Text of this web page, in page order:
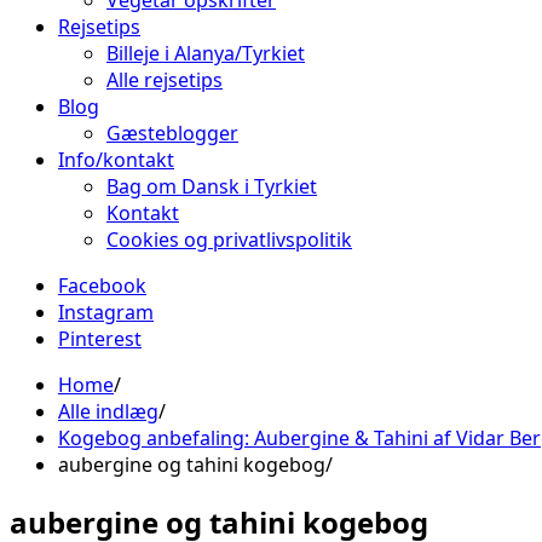
Rejsetips
Billeje i Alanya/Tyrkiet
Alle rejsetips
Blog
Gæsteblogger
Info/kontakt
Bag om Dansk i Tyrkiet
Kontakt
Cookies og privatlivspolitik
Facebook
Instagram
Pinterest
Home
Alle indlæg
Kogebog anbefaling: Aubergine & Tahini af Vidar
aubergine og tahini kogebog
aubergine og tahini kogebog